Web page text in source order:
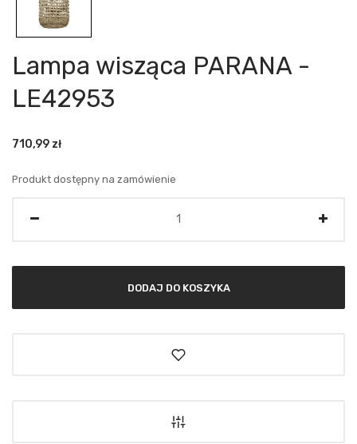
Lampa wisząca PARANA -
LE42953
710,99 zł
Produkt dostępny na zamówienie
DODAJ DO KOSZYKA